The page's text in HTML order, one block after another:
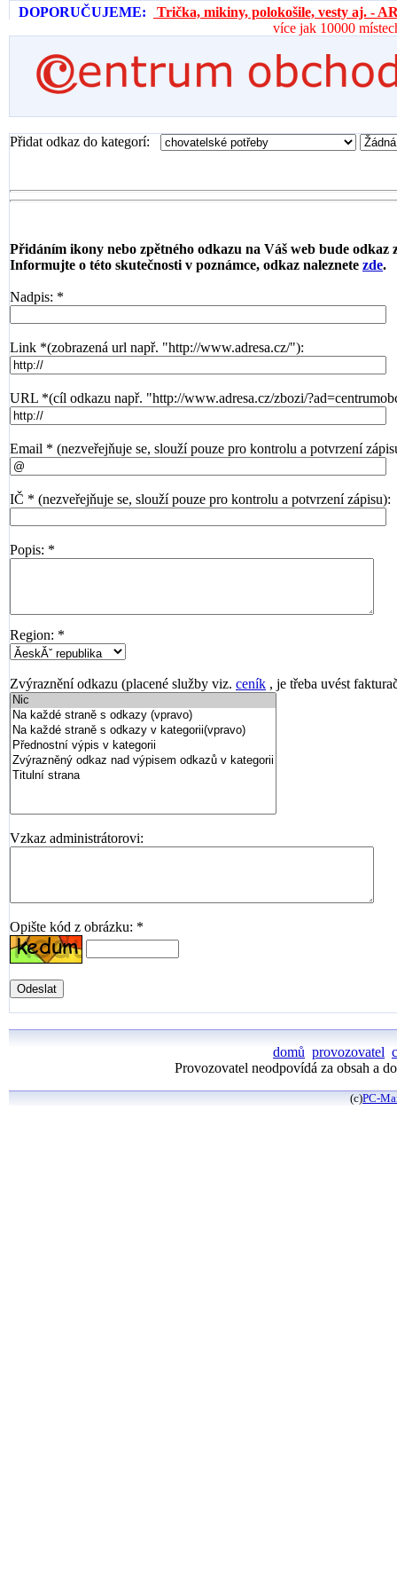
DOPORUČUJEME:
Trička, mikiny, polokošile, vesty aj. -
více jak 10000
Přidat odkaz do kategorí:
Přidáním ikony nebo zpětného odkazu na Váš web bude odkaz
Informujte o této skutečnosti v poznámce, odkaz naleznete zde.
Nadpis: *
Link *(zobrazená url např. "http://www.adresa.cz/"):
URL *(cíl odkazu např. "http://www.adresa.cz/zbozi/
Email * (nezveřejňuje se, slouží pouze pro kontrolu a potvrzení
IČ * (nezveřejňuje se, slouží pouze pro kontrolu a potvrzení zápisu):
Popis: *
Region: *
Zvýraznění odkazu (placené služby viz. ceník , je třeba uvést
Vzkaz administrátorovi:
Opište kód z obrázku: *
domů provozovatel
Provozovatel neodpovídá za obsah a
(c)PC-